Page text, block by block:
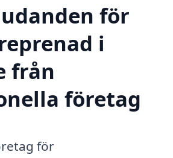
för
i
från
företag
för